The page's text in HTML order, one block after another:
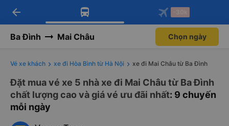
Tải app Vexere ngay!
Nhận ưu đãi thành viên độc
Mở app
Tải app Vexere
-30k/ghế khi đặt vé máy bay qua
Mở app
arrow_back -30k
Ba Đình Mai Châu Chọn ngày
Vé xe khách xe đi Hòa Bình từ Hà Nội xe đi Mai Châu từ Ba Đình
Đặt mua vé xe 5 nhà xe đi Mai Châu từ Ba Đình
chất lượng cao và giá vé ưu đãi nhất: 9 chuyến
mỗi ngày